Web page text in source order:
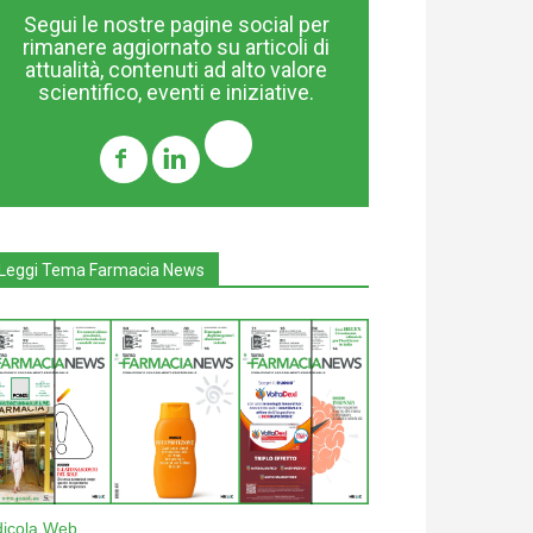
Segui le nostre pagine social per
rimanere aggiornato su articoli di
attualità, contenuti ad alto valore
scientifico, eventi e iniziative.
Tema Farmacia News
Web